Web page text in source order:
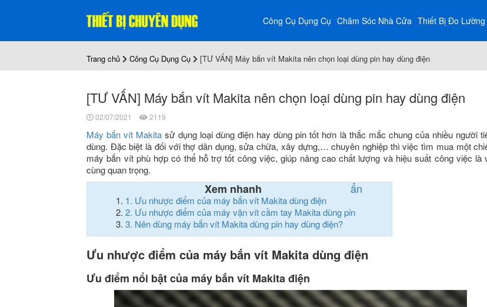
Công Cụ Dụng Cụ Chăm Sóc Nhà Cửa Thiết Bị Đo Lường
Trang chủ Công Cụ Dụng Cụ [TƯ VẤN] Máy bắn vít Makita nên chọn loại dùng pin hay dùng điện
[TƯ VẤN] Máy bắn vít Makita nên chọn loại dùng pin hay dùng điện
02/07/2021 2119
Máy bắn vít Makita sử dụng loại dùng điện hay dùng pin tốt hơn là thắc mắc chung của nhiều người
dùng. Đặc biệt là đối với thợ dân dụng, sửa chữa, xây dựng,… chuyên nghiệp thì việc tìm mua một
máy bắn vít phù hợp có thể hỗ trợ tốt công việc, giúp nâng cao chất lượng và hiệu suất công việc là
cùng quan trọng.
Xem nhanh ẩn
1. Ưu nhược điểm của máy bắn vít Makita dùng điện
2. Ưu nhược điểm của máy vặn vít cầm tay Makita dùng pin
3. Nên dùng máy bắn vít Makita dùng pin hay dùng điện?
Ưu nhược điểm của máy bắn vít Makita dùng điện
Ưu điểm nổi bật của máy bắn vít Makita điện